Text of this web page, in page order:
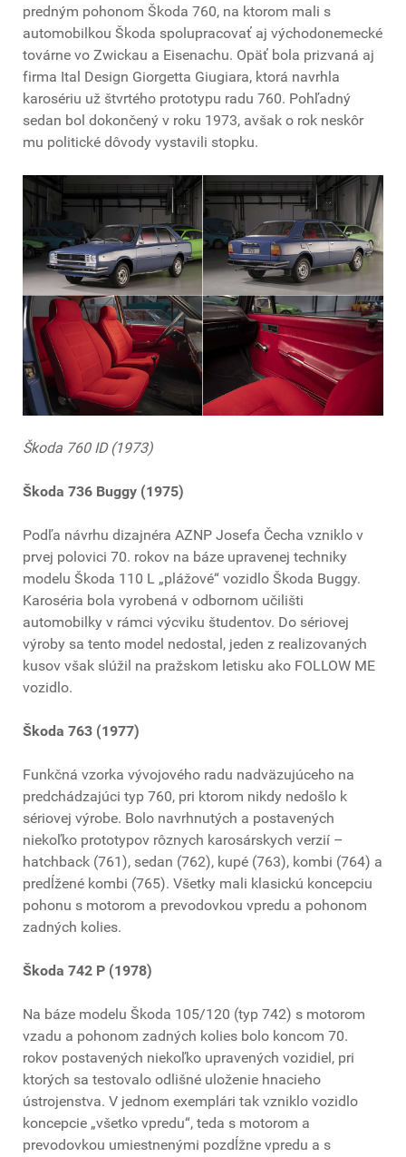
predným pohonom Škoda 760, na ktorom mali s
automobilkou Škoda spolupracovať aj východonemecké
továrne vo Zwickau a Eisenachu. Opäť bola prizvaná aj
firma Ital Design Giorgetta Giugiara, ktorá navrhla
karosériu už štvrtého prototypu radu 760. Pohľadný
sedan bol dokončený v roku 1973, avšak o rok neskôr
mu politické dôvody vystavili stopku.
Škoda 760 ID (1973)
Škoda 736 Buggy (1975)
Podľa návrhu dizajnéra AZNP Josefa Čecha vzniklo v
prvej polovici 70. rokov na báze upravenej techniky
modelu Škoda 110 L „plážové“ vozidlo Škoda Buggy.
Karoséria bola vyrobená v odbornom učilišti
automobilky v rámci výcviku študentov. Do sériovej
výroby sa tento model nedostal, jeden z realizovaných
kusov však slúžil na pražskom letisku ako FOLLOW ME
vozidlo.
Škoda 763 (1977)
Funkčná vzorka vývojového radu nadväzujúceho na
predchádzajúci typ 760, pri ktorom nikdy nedošlo k
sériovej výrobe. Bolo navrhnutých a postavených
niekoľko prototypov rôznych karosárskych verzií –
hatchback (761), sedan (762), kupé (763), kombi (764) a
predĺžené kombi (765). Všetky mali klasickú koncepciu
pohonu s motorom a prevodovkou vpredu a pohonom
zadných kolies.
Škoda 742 P (1978)
Na báze modelu Škoda 105/120 (typ 742) s motorom
vzadu a pohonom zadných kolies bolo koncom 70.
rokov postavených niekoľko upravených vozidiel, pri
ktorých sa testovalo odlišné uloženie hnacieho
ústrojenstva. V jednom exemplári tak vzniklo vozidlo
koncepcie „všetko vpredu“, teda s motorom a
prevodovkou umiestnenými pozdĺžne vpredu a s